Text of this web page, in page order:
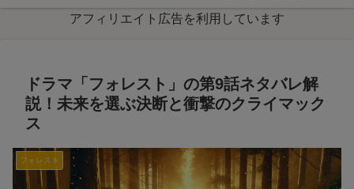
アフィリエイト広告を利用しています
ドラマ「フォレスト」の第9話ネタバレ解
説！未来を選ぶ決断と衝撃のクライマック
ス
フォレスト